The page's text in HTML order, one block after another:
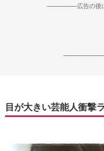
--------------------広告の
目が大きい芸能人衝撃